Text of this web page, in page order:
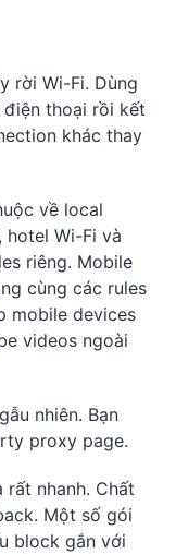
rời Wi-Fi. Dùng
thoại rồi kết
khác thay
về local
hotel Wi-Fi và
riêng. Mobile
cùng các rules
mobile devices
videos ngoài
nhiên. Bạn
proxy page.
nhanh. Chất
Một số gói
block gắn với